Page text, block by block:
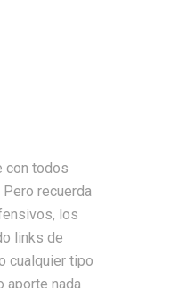
con todos
recuerda
los
links de
cualquier tipo
aporte nada